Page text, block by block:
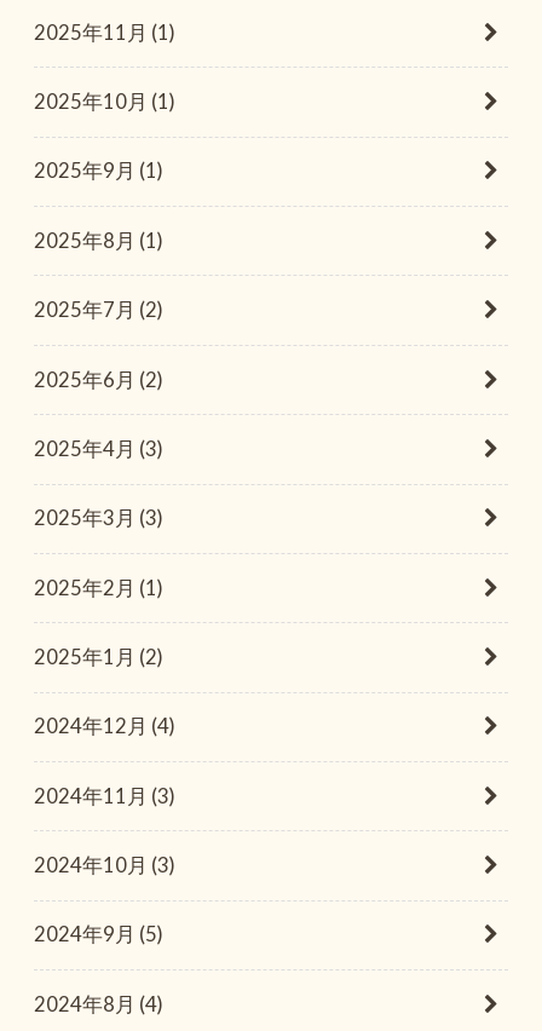
2025年11月 (1)
2025年10月 (1)
2025年9月 (1)
2025年8月 (1)
2025年7月 (2)
2025年6月 (2)
2025年4月 (3)
2025年3月 (3)
2025年2月 (1)
2025年1月 (2)
2024年12月 (4)
2024年11月 (3)
2024年10月 (3)
2024年9月 (5)
2024年8月 (4)